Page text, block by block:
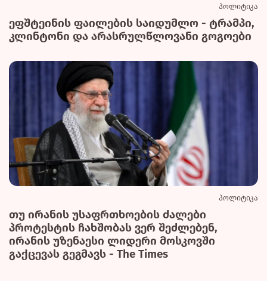
პოლიტიკა
ეფშტეინის ფაილების საიდუმლო - ტრამპი,
კლინტონი და არასრულწლოვანი გოგოები
პოლიტიკა
თუ ირანის უსაფრთხოების ძალები
პროტესტის ჩახშობას ვერ შეძლებენ,
ირანის უზენაესი ლიდერი მოსკოვში
გაქცევას გეგმავს - The Times